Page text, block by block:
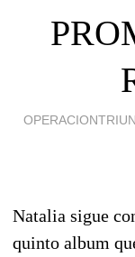
Natalia sigue
quinto album